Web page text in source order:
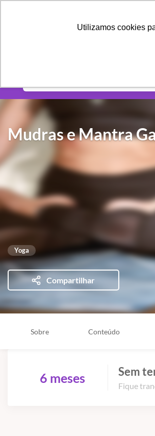
Utilizamos cookies
Mudras e Mantra
Yoga
Compartilhar
Sobre Conteúdo
6 meses Sem
Fique